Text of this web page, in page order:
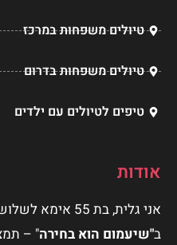
טיולים משפחות במרכז
טיולים משפחות בדרום
טיפים לטיולים עם ילדים
אודות
אני גלית, בת 55 אימא לשלושה נפלאים.
ב"שיעמום הוא בחירה" –